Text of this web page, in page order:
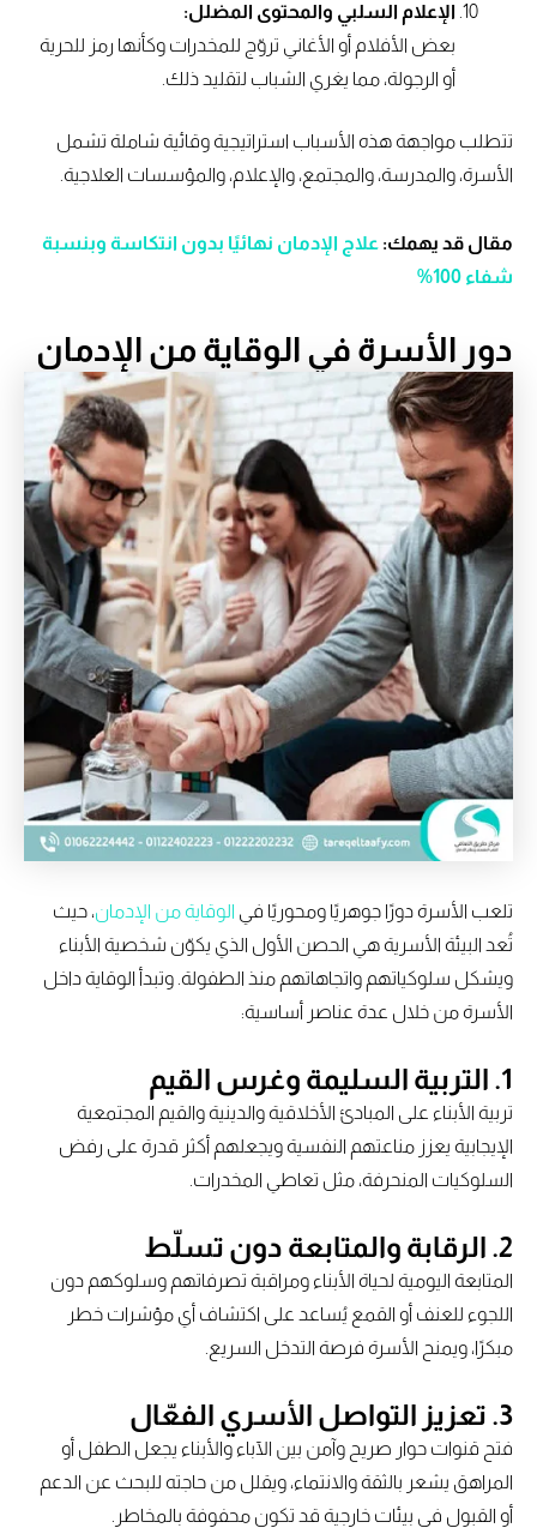
الإعلام السلبي والمحتوى المضلل:
بعض الأفلام أو الأغاني تروّج للمخدرات وكأنها رمز للحرية
أو الرجولة، مما يغري الشباب لتقليد ذلك.
تتطلب مواجهة هذه الأسباب استراتيجية وقائية شاملة تشمل
الأسرة، والمدرسة، والمجتمع، والإعلام، والمؤسسات العلاجية.
مقال قد يهمك:علاج الإدمان نهائيًا بدون انتكاسة وبنسبة
شفاء 100%
دور الأسرة في الوقاية من الإدمان
تلعب الأسرة دورًا جوهريًا ومحوريًا في الوقاية من الإدمان، حيث
تُعد البيئة الأسرية هي الحصن الأول الذي يكوّن شخصية الأبناء
ويشكل سلوكياتهم واتجاهاتهم منذ الطفولة. وتبدأ الوقاية داخل
الأسرة من خلال عدة عناصر أساسية:
التربية السليمة وغرس القيم
تربية الأبناء على المبادئ الأخلاقية والدينية والقيم المجتمعية
الإيجابية يعزز مناعتهم النفسية ويجعلهم أكثر قدرة على رفض
السلوكيات المنحرفة، مثل تعاطي المخدرات.
2. الرقابة والمتابعة دون تسلّط
المتابعة اليومية لحياة الأبناء ومراقبة تصرفاتهم وسلوكهم دون
اللجوء للعنف أو القمع يُساعد على اكتشاف أي مؤشرات خطر
مبكرًا، ويمنح الأسرة فرصة التدخل السريع.
3. تعزيز التواصل الأسري الفعّال
فتح قنوات حوار صريح وآمن بين الآباء والأبناء يجعل الطفل أو
المراهق يشعر بالثقة والانتماء، ويقلل من حاجته للبحث عن الدعم
أو القبول في بيئات خارجية قد تكون محفوفة بالمخاطر.